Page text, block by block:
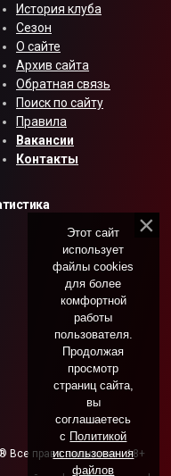
История клуба
Сезон
О сайте
Архив сайта
Обратная связь
Поиск по сайту
Правила
Вакансии
Контакты
Все права защищены. 18+
Этот сайт
использует
файлы cookies
для более
комфортной
работы
пользователя.
Продолжая
просмотр
страниц сайта,
вы
соглашаетесь
с Политикой
использования
файлов